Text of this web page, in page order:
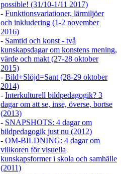
possible! (31/10-1/11 2017)
- Funktionsvariationer, lärmiljöer
och inkludering (1-2 november
2016)
- Samtid och konst - två
kunskapsdagar om konstens mening,
värde och makt (27-28 oktober
2015)
- Bild+Slöjd=Sant (28-29 oktober
2014)
- Interkulturell bildpedagogik? 3
dagar om att se, inse, överse, bortse
(2013)
- SNAPSHOTS: 4 dagar om
bildpedagogik just nu (2012)
- OM-BILDNING: 4 dagar om
villkoren för visuella
kunskapsformer i skola och samhälle
(2011)